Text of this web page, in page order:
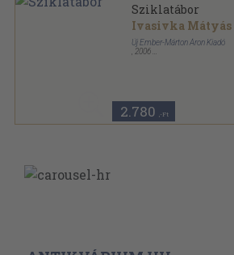
Sziklatábor
Ivasivka Mátyás
Új Ember-Márton Áron Kiadó
2006
2.780 ,-Ft